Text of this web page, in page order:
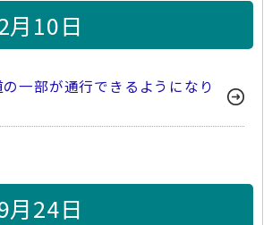
月10日
一部が通行できるようになり
月24日